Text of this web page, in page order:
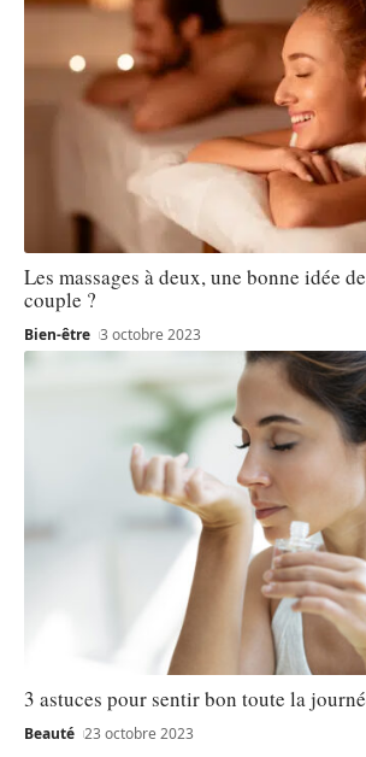
Les massages à deux, une bonne idée
couple ?
Bien-être 3 octobre 2023
3 astuces pour sentir bon toute la
Beauté 23 octobre 2023